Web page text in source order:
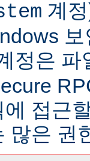
계
정은 파
접근
많은 권